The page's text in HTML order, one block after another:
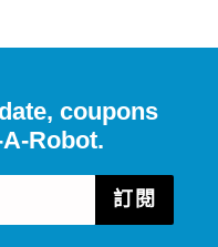
coupons
Robot.
訂閱